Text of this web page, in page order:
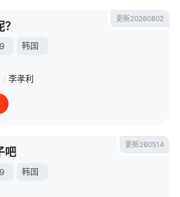
更新20260802
韩国
/ 李孝利
更新260514
吧
韩国